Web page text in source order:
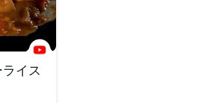
イス